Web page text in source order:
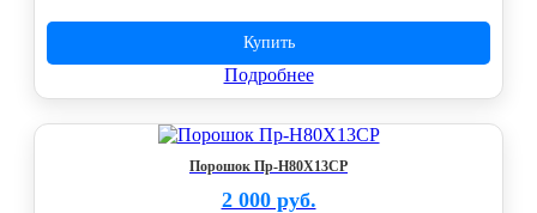
Купить
Подробнее
Порошок Пр-Н80Х13СР
2 000 руб.